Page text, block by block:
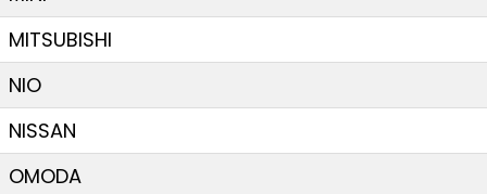
MITSUBISHI
NIO
NISSAN
OMODA